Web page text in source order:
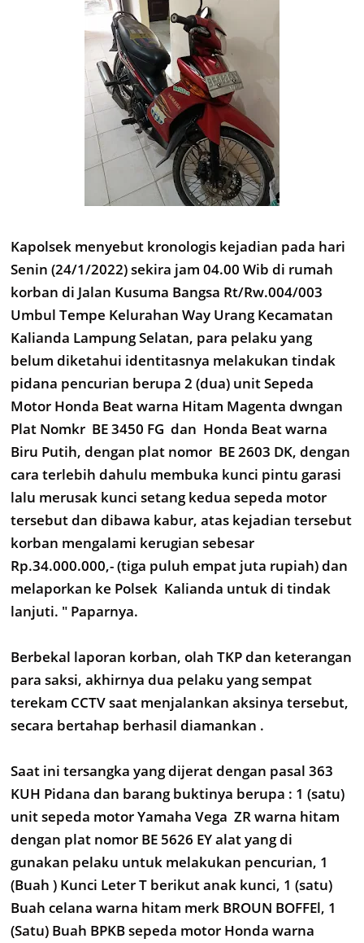
Kapolsek menyebut kronologis kejadian pada hari
Senin (24/1/2022) sekira jam 04.00 Wib di rumah
korban di Jalan Kusuma Bangsa Rt/Rw.004/003
Umbul Tempe Kelurahan Way Urang Kecamatan
Kalianda Lampung Selatan, para pelaku yang
belum diketahui identitasnya melakukan tindak
pidana pencurian berupa 2 (dua) unit Sepeda
Motor Honda Beat warna Hitam Magenta dwngan
Plat Nomkr BE 3450 FG dan Honda Beat warna
Biru Putih, dengan plat nomor BE 2603 DK, dengan
cara terlebih dahulu membuka kunci pintu garasi
lalu merusak kunci setang kedua sepeda motor
tersebut dan dibawa kabur, atas kejadian tersebut
korban mengalami kerugian sebesar
Rp.34.000.000,- (tiga puluh empat juta rupiah) dan
melaporkan ke Polsek Kalianda untuk di tindak
lanjuti. " Paparnya.
Berbekal laporan korban, olah TKP dan keterangan
para saksi, akhirnya dua pelaku yang sempat
terekam CCTV saat menjalankan aksinya tersebut,
secara bertahap berhasil diamankan .
Saat ini tersangka yang dijerat dengan pasal 363
KUH Pidana dan barang buktinya berupa : 1 (satu)
unit sepeda motor Yamaha Vega ZR warna hitam
dengan plat nomor BE 5626 EY alat yang di
gunakan pelaku untuk melakukan pencurian, 1
(Buah ) Kunci Leter T berikut anak kunci, 1 (satu)
Buah celana warna hitam merk BROUN BOFFEl, 1
(Satu) Buah BPKB sepeda motor Honda warna